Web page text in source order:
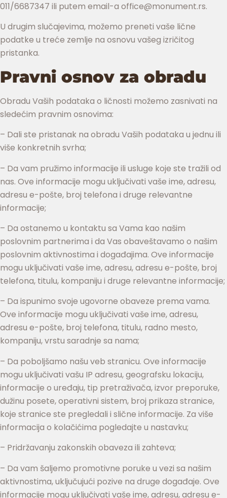
011/6687347 ili putem email-a office@monument.rs.
U drugim slučajevima, možemo preneti vaše lične
podatke u treće zemlje na osnovu vašeg izričitog
pristanka.
Pravni osnov za obradu
Obradu Vaših podataka o ličnosti možemo zasnivati na
sledećim pravnim osnovima:
– Dali ste pristanak na obradu Vaših podataka u jednu ili
više konkretnih svrha;
– Da vam pružimo informacije ili usluge koje ste tražili od
nas. Ove informacije mogu uključivati vaše ime, adresu,
adresu e-pošte, broj telefona i druge relevantne
informacije;
– Da ostanemo u kontaktu sa Vama kao našim
poslovnim partnerima i da Vas obaveštavamo o našim
poslovnim aktivnostima i događajima. Ove informacije
mogu uključivati vaše ime, adresu, adresu e-pošte, broj
telefona, titulu, kompaniju i druge relevantne informacije;
– Da ispunimo svoje ugovorne obaveze prema vama.
Ove informacije mogu uključivati vaše ime, adresu,
adresu e-pošte, broj telefona, titulu, radno mesto,
kompaniju, vrstu saradnje sa nama;
– Da poboljšamo našu veb stranicu. Ove informacije
mogu uključivati vašu IP adresu, geografsku lokaciju,
informacije o uređaju, tip pretraživača, izvor preporuke,
dužinu posete, operativni sistem, broj prikaza stranice,
koje stranice ste pregledali i slične informacije. Za više
informacija o kolačićima pogledajte u nastavku;
– Pridržavanju zakonskih obaveza ili zahteva;
– Da vam šaljemo promotivne poruke u vezi sa našim
aktivnostima, uključujući pozive na druge događaje. Ove
informacije mogu uključivati vaše ime, adresu, adresu e-